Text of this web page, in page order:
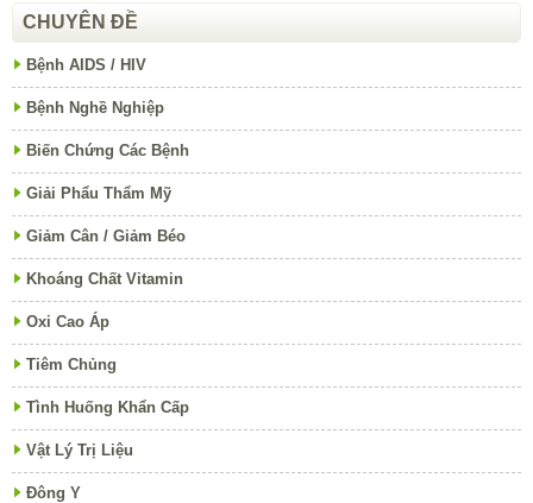
CHUYÊN ĐỀ
Bệnh AIDS / HIV
Bệnh Nghề Nghiệp
Biến Chứng Các Bệnh
Giải Phẩu Thẩm Mỹ
Giảm Cân / Giảm Béo
Khoáng Chất Vitamin
Oxi Cao Áp
Tiêm Chủng
Tình Huống Khẩn Cấp
Vật Lý Trị Liệu
Đông Y